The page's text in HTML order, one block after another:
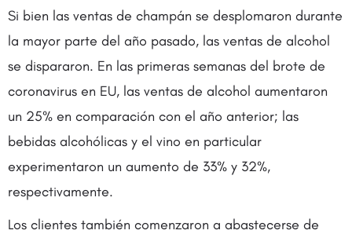
Si bien las ventas de champán se desplomaron durante
la mayor parte del año pasado, las ventas de alcohol
se dispararon. En las primeras semanas del brote de
coronavirus en EU, las ventas de alcohol aumentaron
un 25% en comparación con el año anterior; las
bebidas alcohólicas y el vino en particular
experimentaron un aumento de 33% y 32%,
respectivamente.
Los clientes también comenzaron a abastecerse de